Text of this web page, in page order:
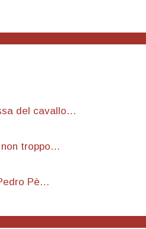
del cavallo…
troppo…
Pè…